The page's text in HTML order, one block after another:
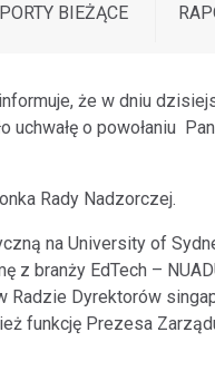
BIEŻĄCE
że w dniu
uchwałę o powołaniu
Rady Nadzorczej.
na University of
z branży EdTech –
Dyrektorów
funkcję Prezesa